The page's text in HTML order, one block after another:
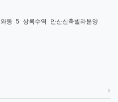
와동 5 상록수역
안산신축빌라분양